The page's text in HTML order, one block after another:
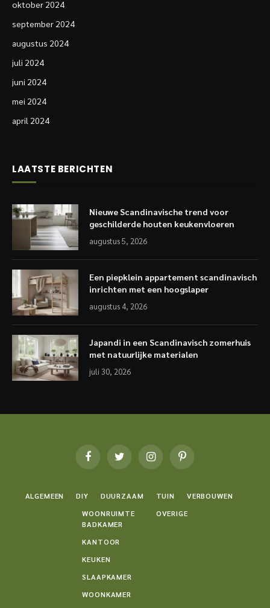
oktober 2024
september 2024
augustus 2024
juli 2024
juni 2024
mei 2024
april 2024
LAATSTE BERICHTEN
Nieuwe Scandinavische trend voor
geschilderde houten keukenvloeren
augustus 5, 2026
Een piepklein appartement scandinavisch
inrichten met een hoogslaper
augustus 4, 2026
Japandi in een Scandinavisch zomerhuis
met natuurlijke materialen
juli 30, 2026
FacebookTwitter InstagramPinterest
ALGEMEEN DIY DUURZAAM TUIN
VERBOUWEN
WOONRUIMTE
BADKAMER
KANTOOR
KEUKEN
SLAAPKAMER
WOONKAMER
OVERIGE